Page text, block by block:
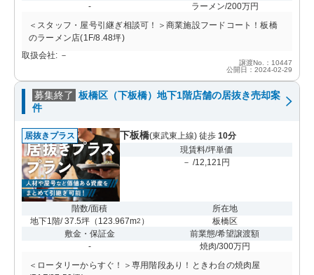
-
ラーメン/200万円
＜スタッフ・屋号引継ぎ相談可！＞商業施設フードコート！板橋
のラーメン店(1F/8.48坪)
取扱会社: －
譲渡No.：10447
公開日：2024-02-29
募集終了 板橋区（下板橋）地下1階店舗の居抜き売却案
件
居抜きプラス 下板橋(東武東上線) 徒歩 10分
現賃料/坪単価
－ /12,121円
階数/面積
地下1階/ 37.5坪（ 123.967m2 ）
所在地
板橋区
敷金・保証金
-
前業態/希望譲渡額
焼肉/300万円
＜ロータリーからすぐ！＞専用階段あり！ときわ台の焼肉屋